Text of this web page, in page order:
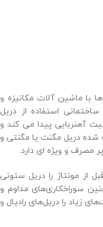
با ماشین آلات مکانیزه و
استفاده از دریل
آهنربایی پیدا می کند و
دریل مگنت یا مگنتی و
مصرف و ویژه ای دارد.
از مونتاژ را دریل ستونی
سوراخکاری‌های مداوم و
و ضخامت‌های زیاد را دریل‌های رادیال و